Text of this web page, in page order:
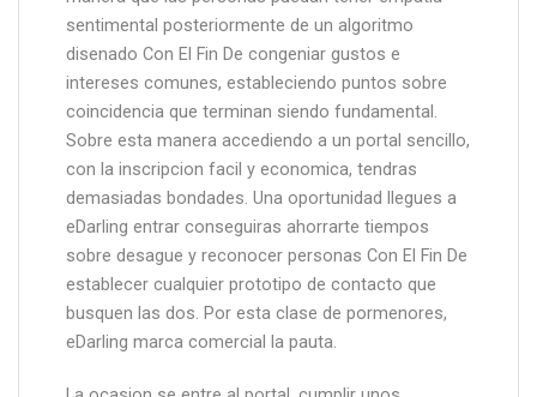
sentimental posteriormente de un algoritmo
disenado Con El Fin De congeniar gustos e
intereses comunes, estableciendo puntos sobre
coincidencia que terminan siendo fundamental.
Sobre esta manera accediendo a un portal sencillo,
con la inscripcion facil y economica, tendras
demasiadas bondades. Una oportunidad llegues a
eDarling entrar conseguiras ahorrarte tiempos
sobre desague y reconocer personas Con El Fin De
establecer cualquier prototipo de contacto que
busquen las dos. Por esta clase de pormenores,
eDarling marca comercial la pauta.